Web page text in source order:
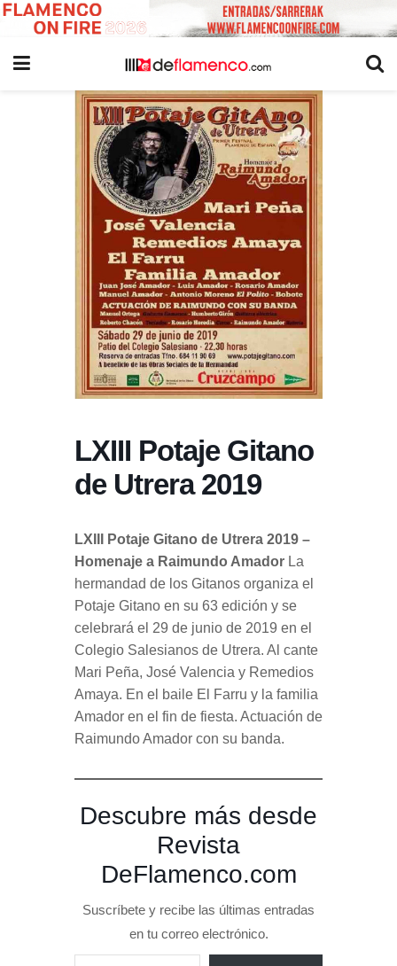
LXIII Potaje Gitano
de Utrera 2019
LXIII Potaje Gitano de Utrera 2019 –
Homenaje a Raimundo Amador La
hermandad de los Gitanos organiza el
Potaje Gitano en su 63 edición y se
celebrará el 29 de junio de 2019 en el
Colegio Salesianos de Utrera. Al cante
Mari Peña, José Valencia y Remedios
Amaya. En el baile El Farru y la familia
Amador en el fin de fiesta. Actuación de
Raimundo Amador con su banda.
Descubre más desde
Revista
DeFlamenco.com
Suscríbete y recibe las últimas entradas
en tu correo electrónico.
Escribe tu correo electrónico…